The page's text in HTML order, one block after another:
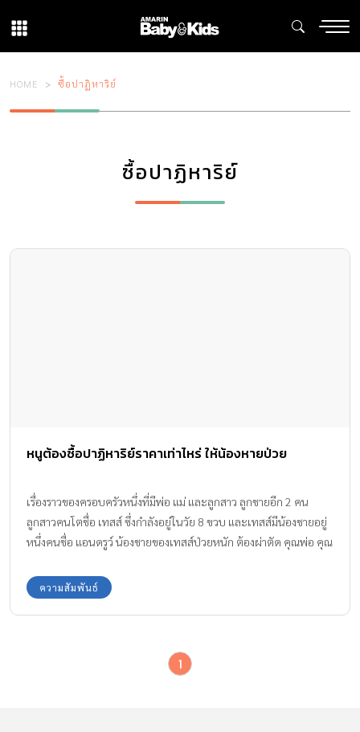
HOME ซื้อปาฏิหาริย์
ซื้อปาฏิหาริย์
หนูต้องซื้อปาฏิหาริย์ราคาเท่าไหร่ ให้น้องหายป่วย
เรื่องราวของครอบครัวหนึ่งที่มีพ่อ แม่ และลูกสาว ลูกชายอีก 2 คน
ลูกสาวคนโตชื่อ เทสส์ ซึ่งกำลังอยู่ในวัย 8 ขวบ และเทสส์มีน้องชายอยู่
หนึ่งคนชื่อ แอนดรูว์ น้องชายของเทสส์ป่วยหนัก ต้องผ่าตัด คุณพ่อ คุณ
ความสัมพันธ์
1